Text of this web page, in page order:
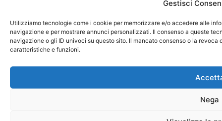
Gestisci
Utilizziamo tecnologie come i cookie per memorizzare e/o accedere alle
navigazione e per mostrare annunci personalizzati. Il consenso a queste
navigazione o gli ID univoci su questo sito. Il mancato consenso o la
caratteristiche e funzioni.
Nega